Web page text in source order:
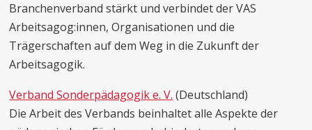
Branchenverband stärkt und verbindet der VAS
Arbeitsagog:innen, Organisationen und die
Trägerschaften auf dem Weg in die Zukunft der
Arbeitsagogik.
Verband Sonderpädagogik e. V. (Deutschland)
Die Arbeit des Verbands beinhaltet alle Aspekte der